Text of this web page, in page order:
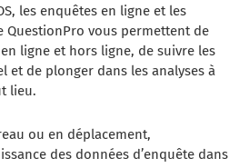
les enquêtes en ligne et les
QuestionPro vous permettent de
ligne et hors ligne, de suivre les
et de plonger dans les analyses à
lieu.
ou en déplacement,
des données d’enquête dans